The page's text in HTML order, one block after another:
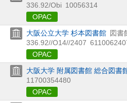
336.92/Obi 10056314
OPAC
大阪公立大学 杉本図書館 図書
336.92//O14//2407
OPAC
大阪大学 附属図書館 総合図書
11700354480
OPAC